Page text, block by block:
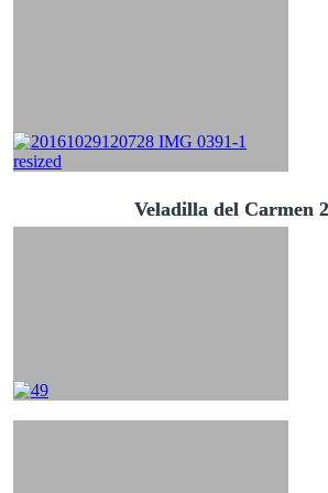
Veladilla del Carmen